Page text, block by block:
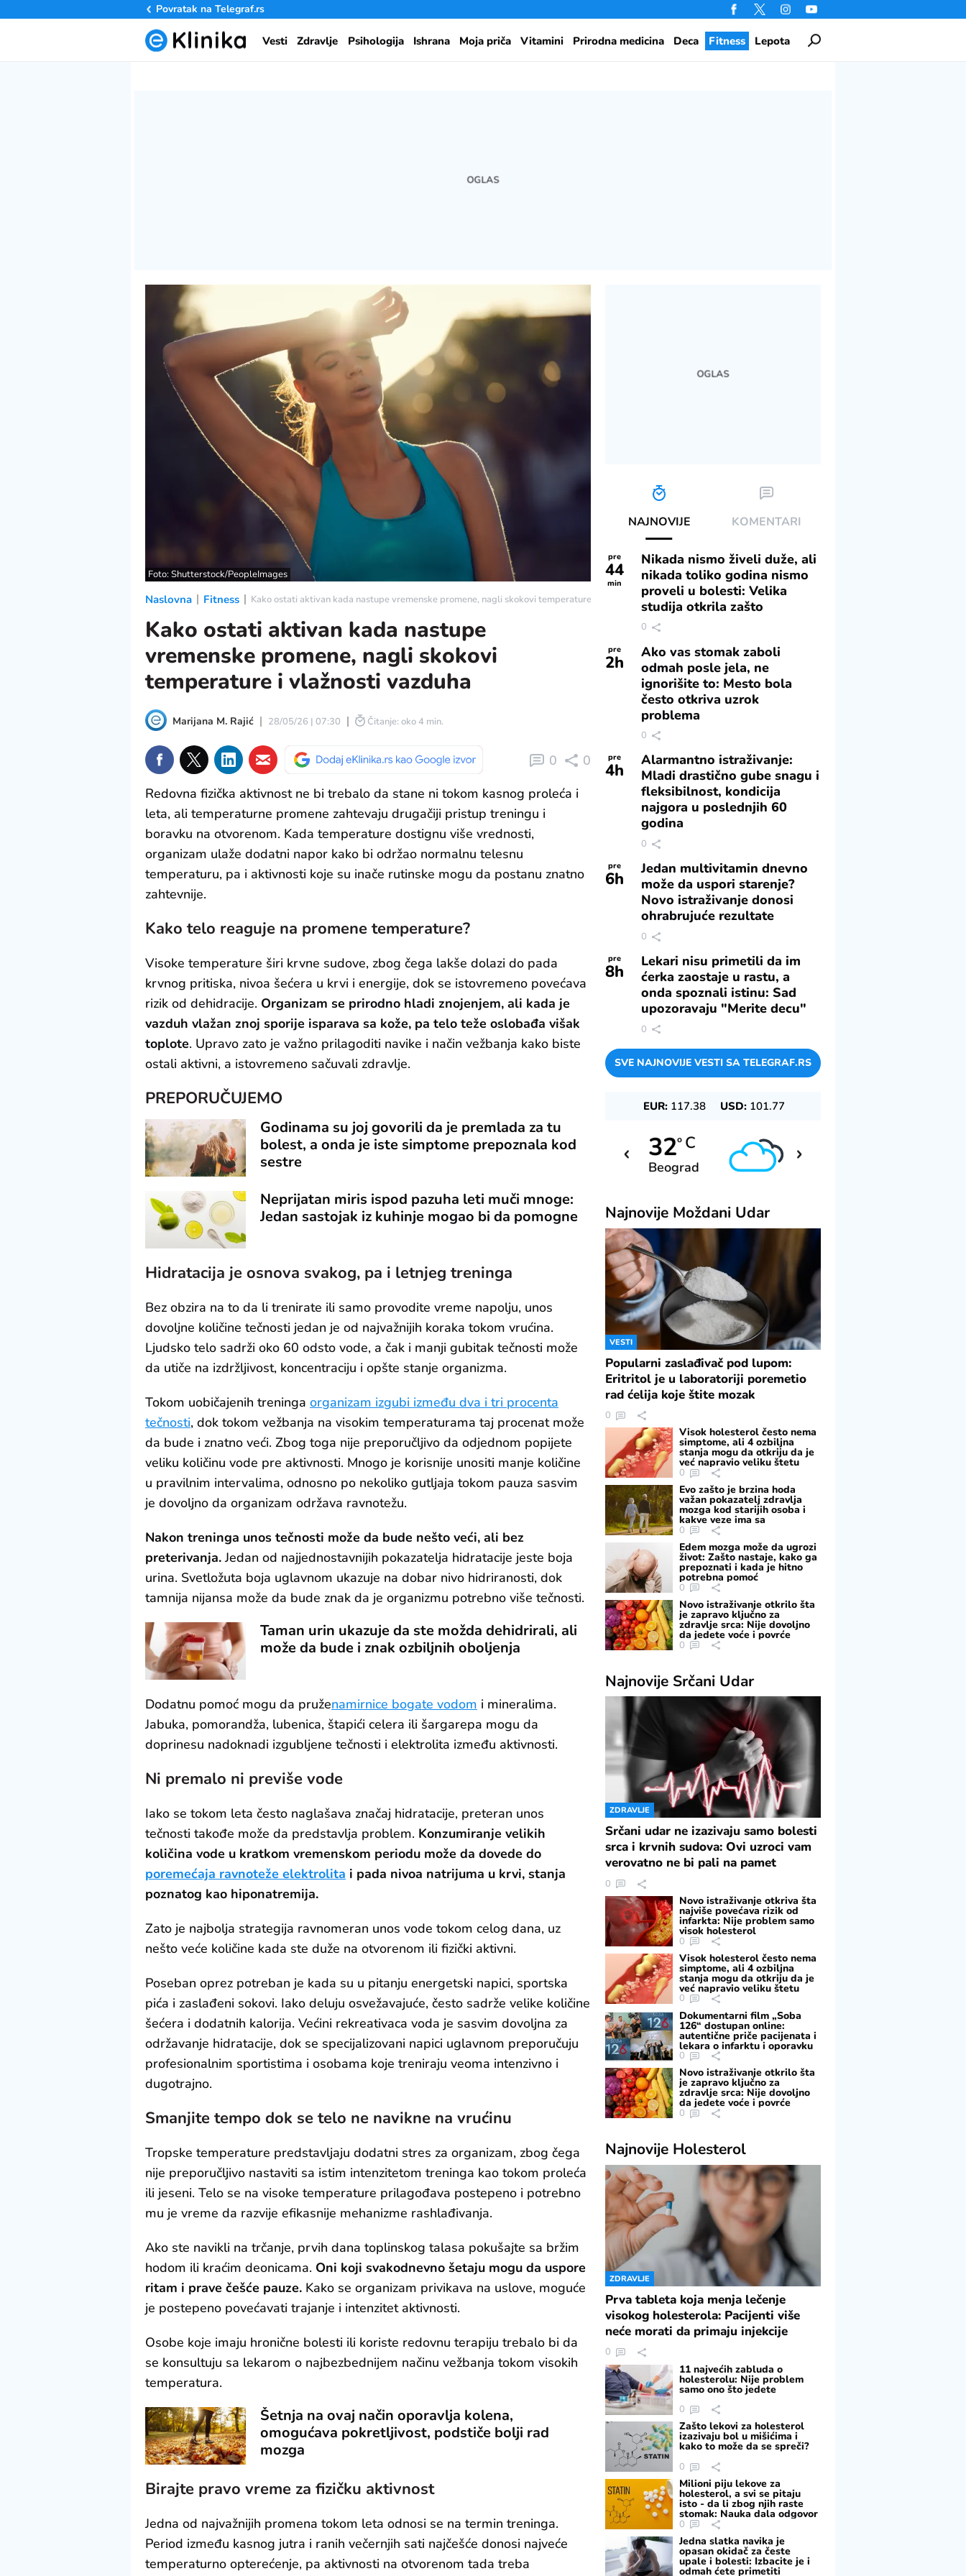
Povratak na Telegraf.rs
Vesti Zdravlje Psihologija Ishrana Moja priča Vitamini Prirodna medicina Deca Fitness Lepota
Foto: Shutterstock/PeopleImages
Naslovna Fitness Kako ostati aktivan kada nastupe vremenske promene, nagli skokovi temperature i vlažnosti vazduha - eKlinika
Kako ostati aktivan kada nastupe
vremenske promene, nagli skokovi
temperature i vlažnosti vazduha
Marijana M. Rajić 28/05/26 | 07:30 Čitanje: oko 4 min.
0
0
Redovna fizička aktivnost ne bi trebalo da stane ni tokom kasnog proleća i
leta, ali temperaturne promene zahtevaju drugačiji pristup treningu i
boravku na otvorenom. Kada temperature dostignu više vrednosti,
organizam ulaže dodatni napor kako bi održao normalnu telesnu
temperaturu, pa i aktivnosti koje su inače rutinske mogu da postanu znatno
zahtevnije.
Kako telo reaguje na promene temperature?
Visoke temperature širi krvne sudove, zbog čega lakše dolazi do pada
krvnog pritiska, nivoa šećera u krvi i energije, dok se istovremeno povećava
rizik od dehidracije. Organizam se prirodno hladi znojenjem, ali kada je
vazduh vlažan znoj sporije isparava sa kože, pa telo teže oslobađa višak
toplote. Upravo zato je važno prilagoditi navike i način vežbanja kako biste
ostali aktivni, a istovremeno sačuvali zdravlje.
PREPORUČUJEMO
Godinama su joj govorili da je premlada za tu
bolest, a onda je iste simptome prepoznala kod
sestre
Neprijatan miris ispod pazuha leti muči mnoge:
Jedan sastojak iz kuhinje mogao bi da pomogne
Hidratacija je osnova svakog, pa i letnjeg treninga
Bez obzira na to da li trenirate ili samo provodite vreme napolju, unos
dovoljne količine tečnosti jedan je od najvažnijih koraka tokom vrućina.
Ljudsko telo sadrži oko 60 odsto vode, a čak i manji gubitak tečnosti može
da utiče na izdržljivost, koncentraciju i opšte stanje organizma.
Tokom uobičajenih treninga organizam izgubi između dva i tri procenta
tečnosti, dok tokom vežbanja na visokim temperaturama taj procenat može
da bude i znatno veći. Zbog toga nije preporučljivo da odjednom popijete
veliku količinu vode pre aktivnosti. Mnogo je korisnije unositi manje količine
u pravilnim intervalima, odnosno po nekoliko gutljaja tokom pauza sasvim
je dovoljno da organizam održava ravnotežu.
Nakon treninga unos tečnosti može da bude nešto veći, ali bez
preterivanja.Jedan od najjednostavnijih pokazatelja hidratacije jeste boja
urina. Svetložuta boja uglavnom ukazuje na dobar nivo hidriranosti, dok
tamnija nijansa može da bude znak da je organizmu potrebno više tečnosti.
Taman urin ukazuje da ste možda dehidrirali, ali
može da bude i znak ozbiljnih oboljenja
Dodatnu pomoć mogu da pruženamirnice bogate vodom i mineralima.
Jabuka, pomorandža, lubenica, štapići celera ili šargarepa mogu da
doprinesu nadoknadi izgubljene tečnosti i elektrolita između aktivnosti.
Ni premalo ni previše vode
Iako se tokom leta često naglašava značaj hidratacije, preteran unos
tečnosti takođe može da predstavlja problem. Konzumiranje velikih
količina vode u kratkom vremenskom periodu može da dovede do
poremećaja ravnoteže elektrolita i pada nivoa natrijuma u krvi, stanja
poznatog kao hiponatremija.
Zato je najbolja strategija ravnomeran unos vode tokom celog dana, uz
nešto veće količine kada ste duže na otvorenom ili fizički aktivni.
Poseban oprez potreban je kada su u pitanju energetski napici, sportska
pića i zaslađeni sokovi. Iako deluju osvežavajuće, često sadrže velike količine
šećera i dodatnih kalorija. Većini rekreativaca voda je sasvim dovoljna za
održavanje hidratacije, dok se specijalizovani napici uglavnom preporučuju
profesionalnim sportistima i osobama koje treniraju veoma intenzivno i
dugotrajno.
Smanjite tempo dok se telo ne navikne na vrućinu
Tropske temperature predstavljaju dodatni stres za organizam, zbog čega
nije preporučljivo nastaviti sa istim intenzitetom treninga kao tokom proleća
ili jeseni. Telo se na visoke temperature prilagođava postepeno i potrebno
mu je vreme da razvije efikasnije mehanizme rashlađivanja.
Ako ste navikli na trčanje, prvih dana toplinskog talasa pokušajte sa bržim
hodom ili kraćim deonicama. Oni koji svakodnevno šetaju mogu da uspore
ritam i prave češće pauze. Kako se organizam privikava na uslove, moguće
je postepeno povećavati trajanje i intenzitet aktivnosti.
Osobe koje imaju hronične bolesti ili koriste redovnu terapiju trebalo bi da
se konsultuju sa lekarom o najbezbednijem načinu vežbanja tokom visokih
temperatura.
Šetnja na ovaj način oporavlja kolena,
omogućava pokretljivost, podstiče bolji rad
mozga
Birajte pravo vreme za fizičku aktivnost
Jedna od najvažnijih promena tokom leta odnosi se na termin treninga.
Period između kasnog jutra i ranih večernjih sati najčešće donosi najveće
temperaturno opterećenje, pa aktivnosti na otvorenom tada treba
NAJNOVIJE KOMENTARI
pre
44
min
Nikada nismo živeli duže, ali
nikada toliko godina nismo
proveli u bolesti: Velika
studija otkrila zašto
0
pre
2h
Ako vas stomak zaboli
odmah posle jela, ne
ignorišite to: Mesto bola
često otkriva uzrok
problema
0
pre
4h
Alarmantno istraživanje:
Mladi drastično gube snagu i
fleksibilnost, kondicija
najgora u poslednjih 60
godina
0
pre
6h
Jedan multivitamin dnevno
može da uspori starenje?
Novo istraživanje donosi
ohrabrujuće rezultate
0
pre
8h
Lekari nisu primetili da im
ćerka zaostaje u rastu, a
onda spoznali istinu: Sad
upozoravaju "Merite decu"
0
SVE NAJNOVIJE VESTI SA TELEGRAF.RS
EUR: 117.38 USD: 101.77
33o C 32o C
Beograd
Najnovije Moždani Udar
VESTI
Popularni zaslađivač pod lupom:
Eritritol je u laboratoriji poremetio
rad ćelija koje štite mozak
0
Visok holesterol često nema
simptome, ali 4 ozbiljna
stanja mogu da otkriju da je
već napravio veliku štetu
0
Evo zašto je brzina hoda
važan pokazatelj zdravlja
mozga kod starijih osoba i
kakve veze ima sa
pamćenjem
0
Edem mozga može da ugrozi
život: Zašto nastaje, kako ga
prepoznati i kada je hitno
potrebna pomoć
0
Novo istraživanje otkrilo šta
je zapravo ključno za
zdravlje srca: Nije dovoljno
da jedete voće i povrće
0
Najnovije Srčani Udar
ZDRAVLJE
Srčani udar ne izazivaju samo bolesti
srca i krvnih sudova: Ovi uzroci vam
verovatno ne bi pali na pamet
0
Novo istraživanje otkriva šta
najviše povećava rizik od
infarkta: Nije problem samo
visok holesterol
0
Visok holesterol često nema
simptome, ali 4 ozbiljna
stanja mogu da otkriju da je
već napravio veliku štetu
0
Dokumentarni film „Soba
126“ dostupan online:
autentične priče pacijenata i
lekara o infarktu i oporavku
0
Novo istraživanje otkrilo šta
je zapravo ključno za
zdravlje srca: Nije dovoljno
da jedete voće i povrće
0
Najnovije Holesterol
ZDRAVLJE
Prva tableta koja menja lečenje
visokog holesterola: Pacijenti više
neće morati da primaju injekcije
0
11 najvećih zabluda o
holesterolu: Nije problem
samo ono što jedete
0
Zašto lekovi za holesterol
izazivaju bol u mišićima i
kako to može da se spreči?
0
Milioni piju lekove za
holesterol, a svi se pitaju
isto - da li zbog njih raste
stomak: Nauka dala odgovor
0
Jedna slatka navika je
opasan okidač za česte
upale i bolesti: Izbacite je i
odmah ćete primetiti